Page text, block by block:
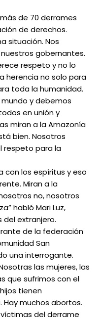
de 70 derrames
de derechos.
situación. Nos
gobernantes.
respeto y no lo
herencia no solo para
toda la humanidad.
y debemos
en unión y
miran a la Amazonía
bien. Nosotros
respeto para la
con los espíritus y eso
Miran a la
no, nosotros
habló Mari Luz,
extranjero.
de la federación
San
una interrogante.
las mujeres, las
que sufrimos con el
tienen
muchos abortos.
del derrame